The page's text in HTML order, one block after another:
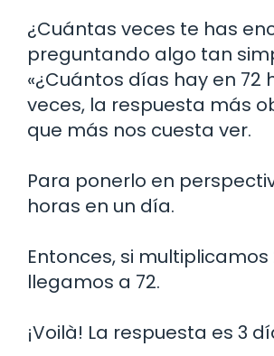
¿Cuántas veces te has
preguntando algo tan
«¿Cuántos días hay en 72
veces, la respuesta más
que más nos cuesta ver.
Para ponerlo en
horas en un día.
Entonces, si multiplicamos
llegamos a 72.
¡Voilà! La respuesta es 3